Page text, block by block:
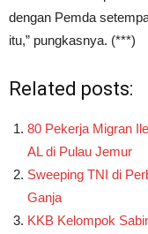
dengan Pemda
itu,” pungkasnya. (***)
Related posts:
80 Pekerja Migran
AL di Pulau Jemur
Sweeping TNI di
Ganja
KKB Kelompok